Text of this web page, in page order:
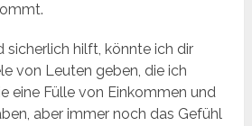
sicherlich hilft, könnte ich dir
von Leuten geben, die ich
eine Fülle von Einkommen und
aber immer noch das Gefühl